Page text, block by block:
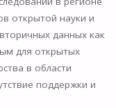
открытой науки и
данных как
для открытых
в области
поддержки и